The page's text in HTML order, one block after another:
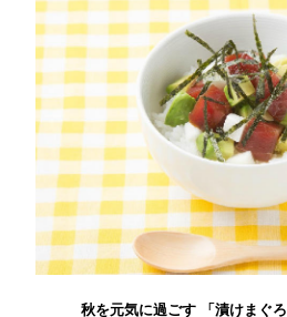
秋を元気に過ごす 「漬けまぐ